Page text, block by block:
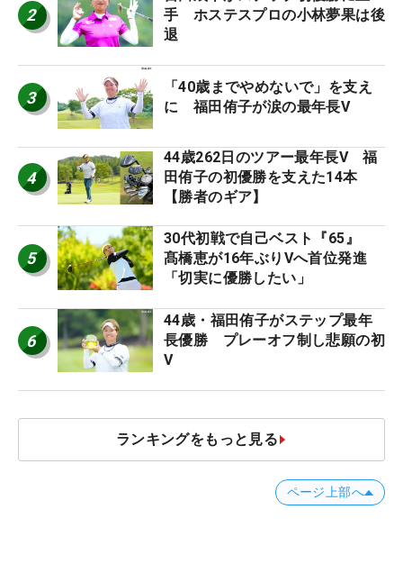
2
手 ホステスプロの小林夢果は後
退
3
「40歳までやめないで」を支え
に 福田侑子が涙の最年長V
4
44歳262日のツアー最年長V 福
田侑子の初優勝を支えた14本
【勝者のギア】
5
30代初戦で自己ベスト『65』
髙橋恵が16年ぶりVへ首位発進
「切実に優勝したい」
6
44歳・福田侑子がステップ最年
長優勝 プレーオフ制し悲願の初
V
ランキングをもっと見る
ページ上部へ